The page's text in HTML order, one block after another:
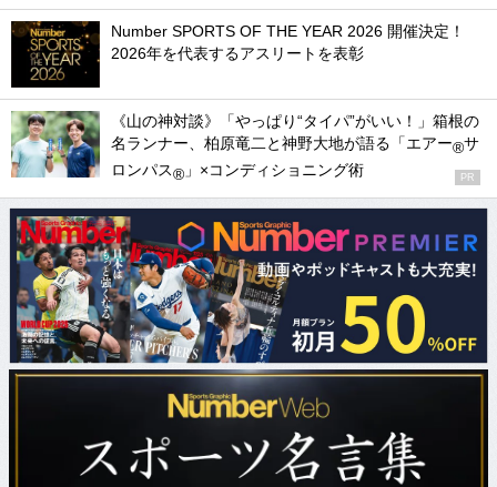
Number SPORTS OF THE YEAR 2026 開催決定！
2026年を代表するアスリートを表彰
《山の神対談》「やっぱり“タイパ”がいい！」箱根の
名ランナー、柏原竜二と神野大地が語る「エアー®サ
ロンパス® 」×コンディショニング術 PR